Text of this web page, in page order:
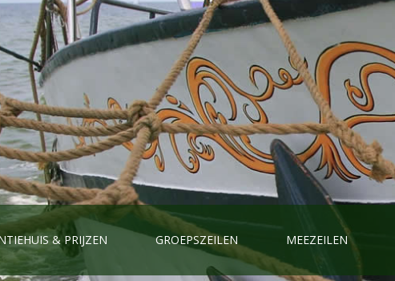
& PRIJZEN GROEPSZEILEN MEEZEILEN